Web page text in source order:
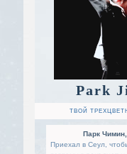
Park
ТВОЙ
Парк Чимин,
Приехал в Сеул,